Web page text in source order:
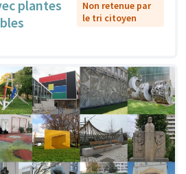
plantes
Non retenue par
le tri citoyen